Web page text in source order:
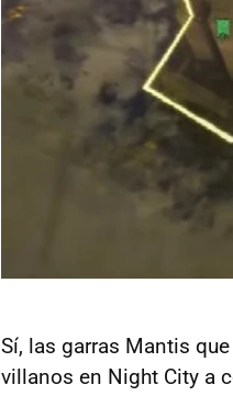
Sí, las garras Mantis
villanos en Night City a